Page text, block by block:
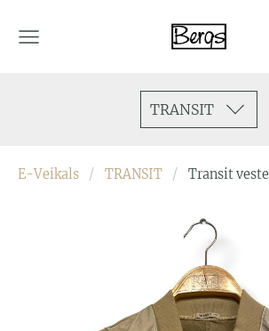
TRANSIT
E-Veikals TRANSIT Transit veste